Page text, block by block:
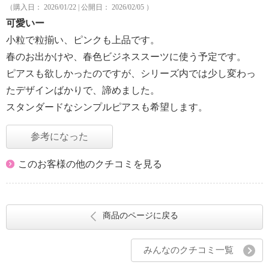
（購入日： 2026/01/22 | 公開日： 2026/02/05 ）
可愛いー
小粒で粒揃い、ピンクも上品です。
春のお出かけや、春色ビジネススーツに使う予定です。
ピアスも欲しかったのですが、シリーズ内では少し変わっ
たデザインばかりで、諦めました。
スタンダードなシンプルピアスも希望します。
参考になった
このお客様の他のクチコミを見る
商品のページに戻る
みんなのクチコミ一覧